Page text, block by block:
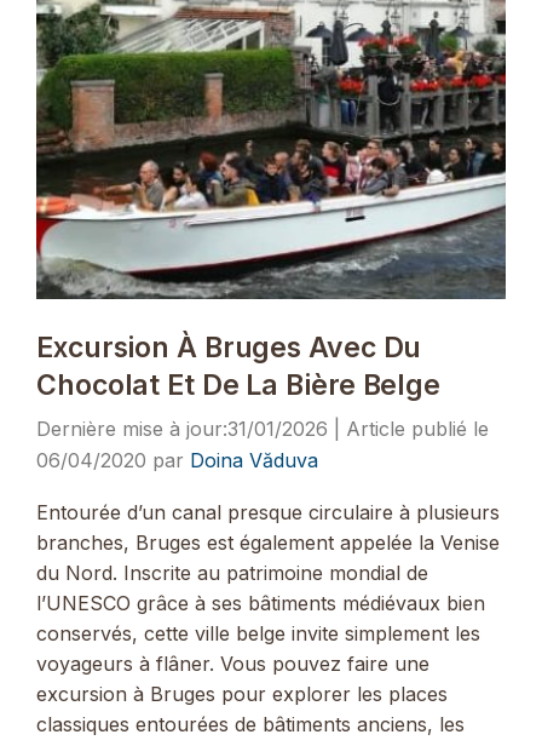
Excursion À Bruges Avec Du
Chocolat Et De La Bière Belge
31/01/2026
06/04/2020 par Doina Văduva
Entourée d’un canal presque circulaire à plusieurs
branches, Bruges est également appelée la Venise
du Nord. Inscrite au patrimoine mondial de
l’UNESCO grâce à ses bâtiments médiévaux bien
conservés, cette ville belge invite simplement les
voyageurs à flâner. Vous pouvez faire une
excursion à Bruges pour explorer les places
classiques entourées de bâtiments anciens, les